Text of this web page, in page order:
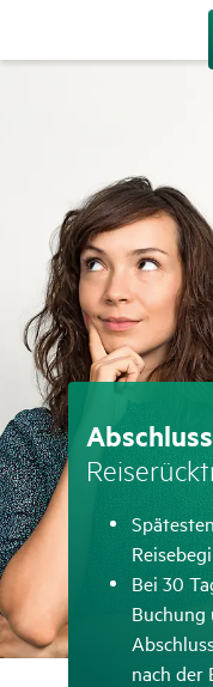
Bei 30
Buchung
nach der